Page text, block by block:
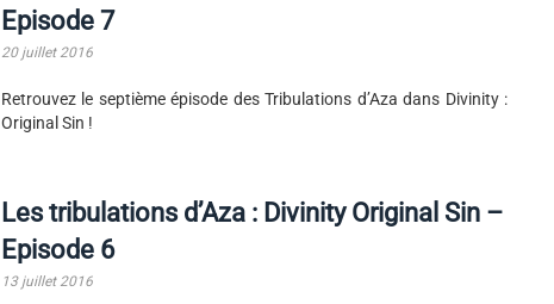
Episode 7
20 juillet 2016
Retrouvez le septième épisode des Tribulations d’Aza dans Divinity :
Original Sin !
Les tribulations d’Aza : Divinity Original Sin –
Episode 6
13 juillet 2016